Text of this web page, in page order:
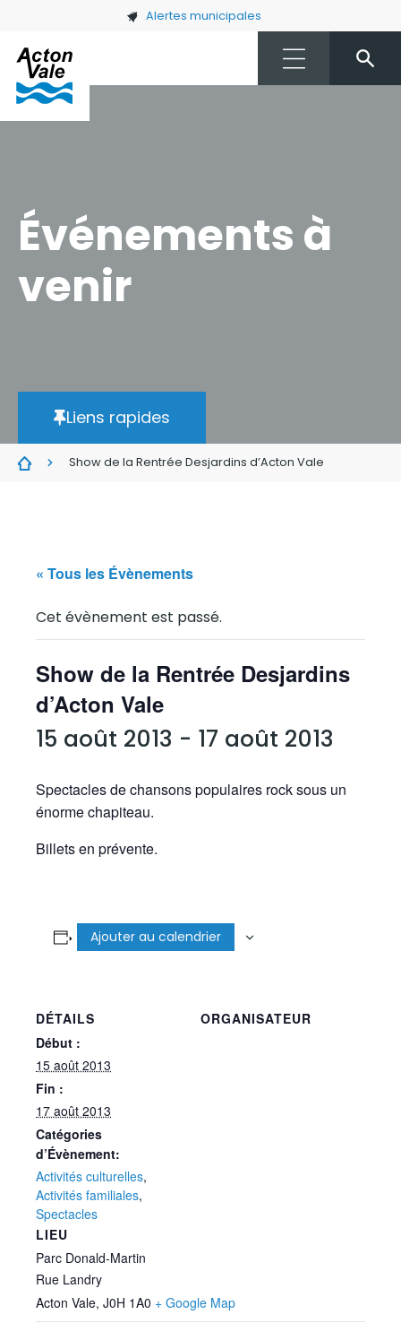
Skip to main content Alertes municipales
Événements à
venir
Liens rapides
Show de la Rentrée Desjardins d’Acton Vale
« Tous les Évènements
Cet évènement est passé.
Show de la Rentrée Desjardins
d’Acton Vale
15 août 2013 - 17 août 2013
Spectacles de chansons populaires rock sous un
énorme chapiteau.
Billets en prévente.
Ajouter au calendrier
DÉTAILS
Début :
15 août 2013
Fin :
17 août 2013
Catégories
d’Évènement:
Activités culturelles,
Activités familiales,
Spectacles
LIEU
Parc Donald-Martin
Rue Landry
Acton Vale, J0H 1A0 + Google Map
ORGANISATEUR